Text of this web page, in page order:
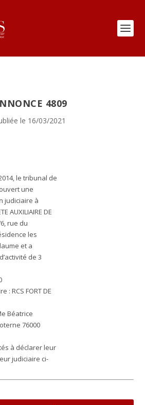
4809
le 16/03/2021
le tribunal de
une
judiciaire à
AUXILIAIRE DE
rue du
les
et a
de 3
: RCS FORT DE
Béatrice
76000
à déclarer leur
judiciaire ci-